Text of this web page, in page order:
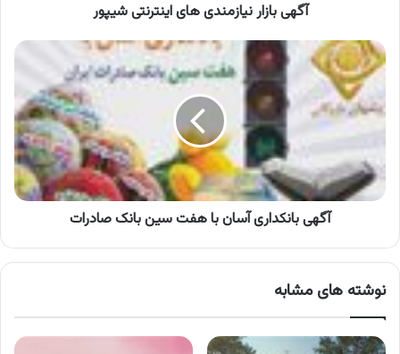
آگهی بازار نیازمندی های اینترنتی شیپور
آگهی
بانکداری
آسان
با
بانک
صادرات
آگهی بانکداری آسان با هفت سین بانک صادرات
نوشته های مشابه